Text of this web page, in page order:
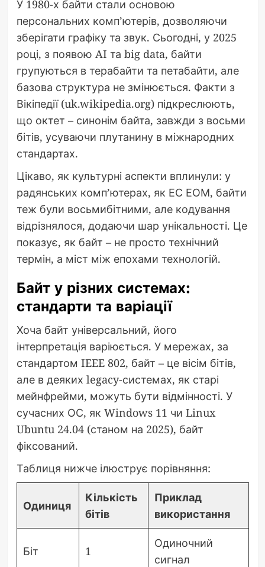
У 1980-х байти стали основою
персональних комп’ютерів, дозволяючи
зберігати графіку та звук. Сьогодні, у 2025
році, з появою AI та big data, байти
групуються в терабайти та петабайти, але
базова структура не змінюється. Факти з
Вікіпедії (uk.wikipedia.org) підкреслюють,
що октет – синонім байта, завжди з восьми
бітів, усуваючи плутанину в міжнародних
стандартах.
Цікаво, як культурні аспекти вплинули: у
радянських комп’ютерах, як ЕС ЕОМ, байти
теж були восьмибітними, але кодування
відрізнялося, додаючи шар унікальності. Це
показує, як байт – не просто технічний
термін, а міст між епохами технологій.
Байт у різних системах:
стандарти та варіації
Хоча байт універсальний, його
інтерпретація варіюється. У мережах, за
стандартом IEEE 802, байт – це вісім бітів,
але в деяких legacy-системах, як старі
мейнфрейми, можуть бути відмінності. У
сучасних ОС, як Windows 11 чи Linux
Ubuntu 24.04 (станом на 2025), байт
фіксований.
Таблиця нижче ілюструє порівняння:
Одиниця
Кількість
бітів
Приклад
використання
Біт 1
Одиночний
сигнал